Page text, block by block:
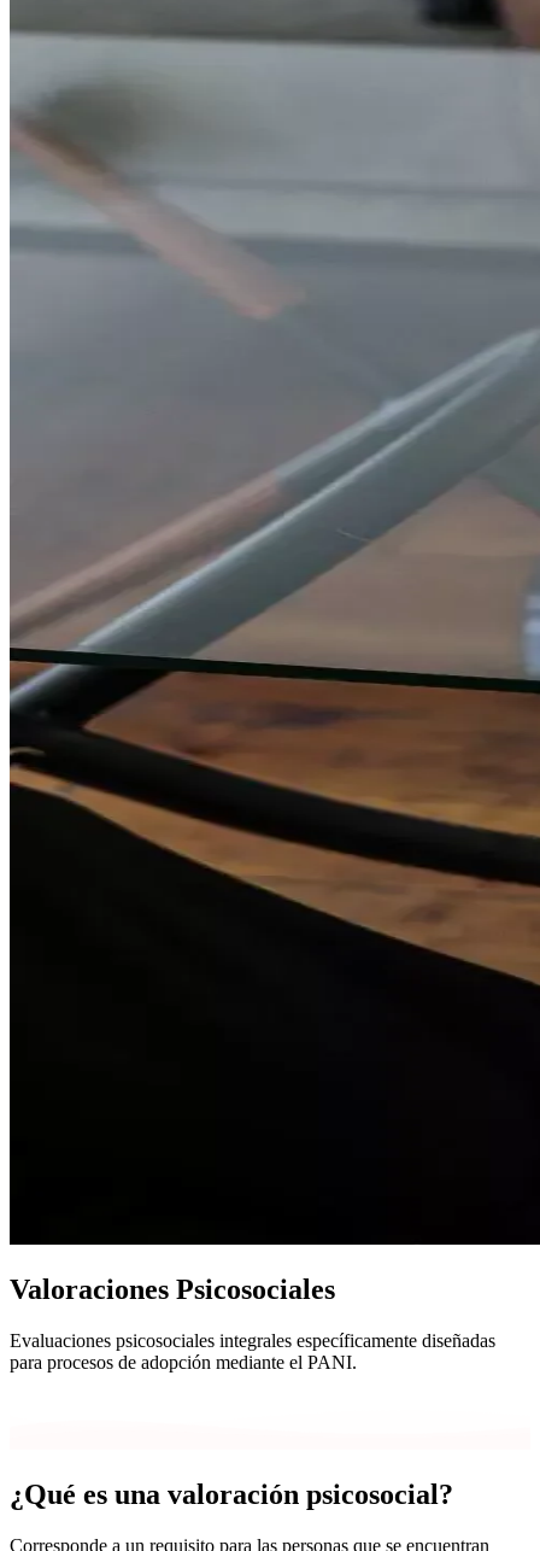
Valoraciones Psicosociales
Evaluaciones psicosociales integrales específicamente diseñadas
para procesos de adopción mediante el PANI.
¿Qué es una valoración psicosocial?
Corresponde a un requisito para las personas que se encuentran